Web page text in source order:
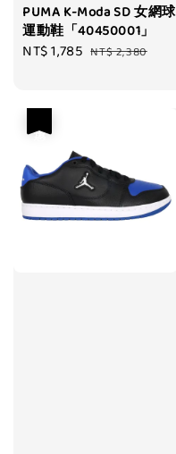
PUMA K-Moda SD 女網球
運動鞋「40450001」
Sale
NT$ 1,785 Regular
NT$ 2,380